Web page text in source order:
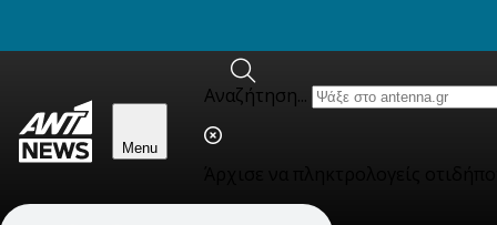
Skip to content
Menu
Αναζήτηση...